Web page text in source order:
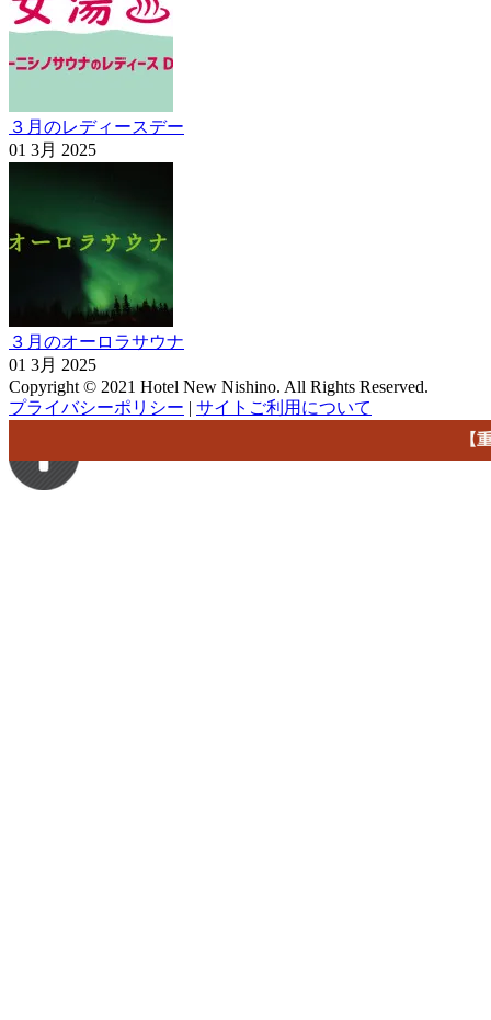
３月のレディースデー
01 3月 2025
３月のオーロラサウナ
01 3月 2025
Copyright © 2021 Hotel New Nishino. All Rights Reserved.
プライバシーポリシー | サイトご利用について
【